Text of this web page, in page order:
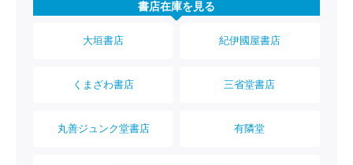
書店在庫を見る
大垣書店 紀伊國屋書店
くまざわ書店 三省堂書店
丸善ジュンク堂書店 有隣堂